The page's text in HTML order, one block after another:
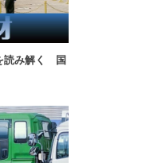
読み解く 国